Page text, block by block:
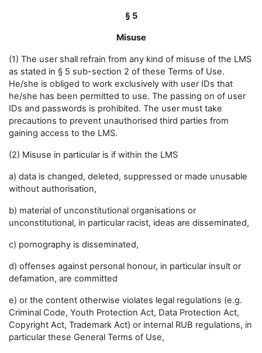
§ 5
Misuse
(1) The user shall refrain from any kind of misuse of the LMS
as stated in § 5 sub-section 2 of these Terms of Use.
He/she is obliged to work exclusively with user IDs that
he/she has been permitted to use. The passing on of user
IDs and passwords is prohibited. The user must take
precautions to prevent unauthorised third parties from
gaining access to the LMS.
(2) Misuse in particular is if within the LMS
a) data is changed, deleted, suppressed or made unusable
without authorisation,
b) material of unconstitutional organisations or
unconstitutional, in particular racist, ideas are disseminated,
c) pornography is disseminated,
d) offenses against personal honour, in particular insult or
defamation, are committed
e) or the content otherwise violates legal regulations (e.g.
Criminal Code, Youth Protection Act, Data Protection Act,
Copyright Act, Trademark Act) or internal RUB regulations, in
particular these General Terms of Use,